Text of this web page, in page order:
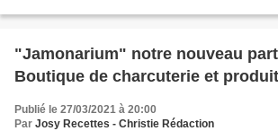
"Jamonarium" notre nouveau
Boutique de charcuterie et
Publié le 27/03/2021 à 20:00
Par Josy Recettes - Christie Rédaction